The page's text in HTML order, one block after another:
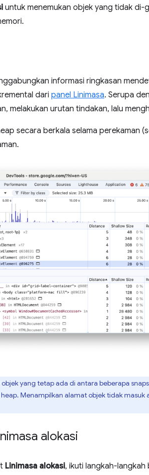
untuk menemukan objek yang tidak
informasi ringkasan
dari panel Linimasa. Serupa
melakukan urutan tindakan, lalu
secara berkala selama perekaman
yang tetap ada di antara beberapa
Menampilkan alamat objek tidak masuk
alokasi
Linimasa alokasi, ikuti langkah-langkah